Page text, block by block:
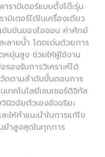
รามิเตอร์แบบตั้งโต๊ะรุ่น
เตอร์ได้ในเครื่องเดียว
ข้มข้นของไอออน ค่าศักย์
ลายน้ำ โดดเด่นด้วยการ
ยุ่นสูง ช่วยให้ผู้ใช้งาน
องรับการวิเคราะห์ได้
ดตามลำดับขั้นตอนการ
ทคโนโลยีเซนเซอร์ดิจิทัล
นิจฉัยตัวเองอัจฉริยะ
ให้คำแนะนำในการแก้ไข
ำสูงสุดในทุกการ